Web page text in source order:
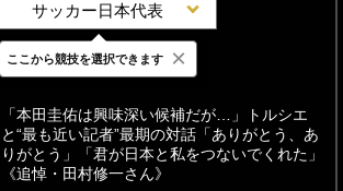
サッカー日本代表
最新 24時間 週間
「本田圭佑は興味深い候補だが…」トルシエ
と“最も近い記者”最期の対話「ありがとう、あ
りがとう」「君が日本と私をつないでくれた」
《追悼・田村修一さん》
ここから競技を選択できます ×